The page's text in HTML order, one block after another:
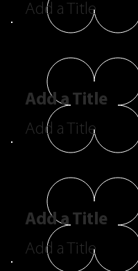
Add a Title
Add a Title
Add a Title
Add a Title
Add a Title